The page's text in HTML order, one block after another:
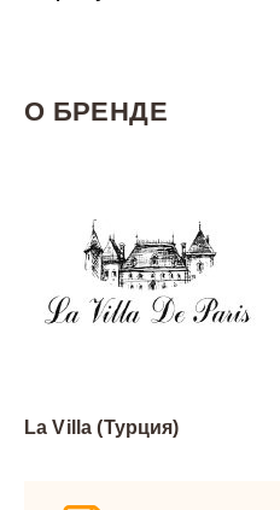
О БРЕНДЕ
La Villa (Турция)